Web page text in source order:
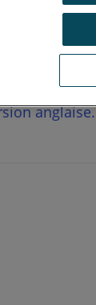
anglaise.